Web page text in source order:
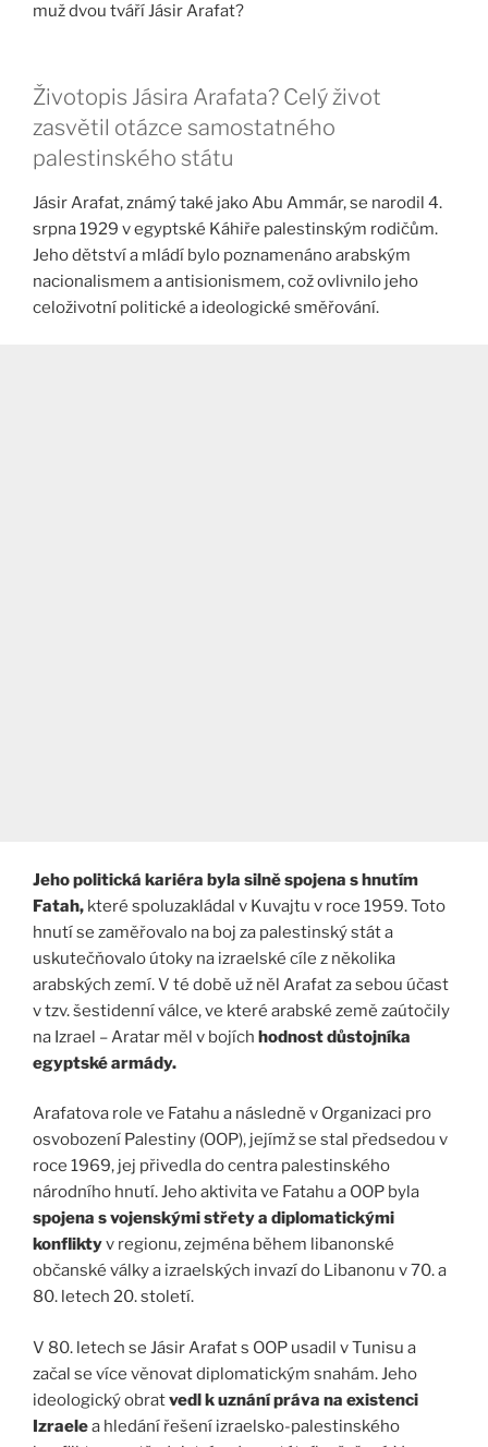
muž dvou tváří Jásir Arafat?
Životopis Jásira Arafata? Celý život
zasvětil otázce samostatného
palestinského státu
Jásir Arafat, známý také jako Abu Ammár, se narodil 4.
srpna 1929 v egyptské Káhiře palestinským rodičům.
Jeho dětství a mládí bylo poznamenáno arabským
nacionalismem a antisionismem, což ovlivnilo jeho
celoživotní politické a ideologické směřování.
Jeho politická kariéra byla silně spojena s hnutím
Fatah, které spoluzakládal v Kuvajtu v roce 1959. Toto
hnutí se zaměřovalo na boj za palestinský stát a
uskutečňovalo útoky na izraelské cíle z několika
arabských zemí. V té době už něl Arafat za sebou účast
v tzv. šestidenní válce, ve které arabské země zaútočily
na Izrael – Aratar měl v bojích hodnost důstojníka
egyptské armády.
Arafatova role ve Fatahu a následně v Organizaci pro
osvobození Palestiny (OOP), jejímž se stal předsedou v
roce 1969, jej přivedla do centra palestinského
národního hnutí. Jeho aktivita ve Fatahu a OOP byla
spojena s vojenskými střety a diplomatickými
konfliktyv regionu, zejména během libanonské
občanské války a izraelských invazí do Libanonu v 70. a
80. letech 20. století.
V 80. letech se Jásir Arafat s OOP usadil v Tunisu a
začal se více věnovat diplomatickým snahám. Jeho
ideologický obratvedl k uznání práva na existenci
Izraelea hledání řešení izraelsko-palestinského